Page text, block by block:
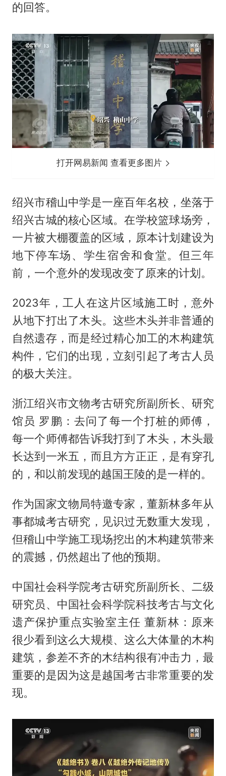
的回答。
打开网易新闻 查看更多图片
绍兴市稽山中学是一座百年名校，坐落于
绍兴古城的核心区域。在学校篮球场旁，
一片被大棚覆盖的区域，原本计划建设为
地下停车场、学生宿舍和食堂。但三年
前，一个意外的发现改变了原来的计划。
2023年，工人在这片区域施工时，意外
从地下打出了木头。这些木头并非普通的
自然遗存，而是经过精心加工的木构建筑
构件，它们的出现，立刻引起了考古人员
的极大关注。
浙江绍兴市文物考古研究所副所长、研究
馆员 罗鹏：去问了每一个打桩的师傅，
每一个师傅都告诉我打到了木头，木头最
长达到一米五，而且方方正正，是有穿孔
的，和以前发现的越国王陵的是一样的。
作为国家文物局特邀专家，董新林多年从
事都城考古研究，见识过无数重大发现，
但稽山中学施工现场挖出的木构建筑带来
的震撼，仍然超出了他的预期。
中国社会科学院考古研究所副所长、二级
研究员、中国社会科学院科技考古与文化
遗产保护重点实验室主任 董新林：原来
很少看到这么大规模、这么大体量的木构
建筑，参差不齐的木结构很有冲击力，最
重要的是因为这是越国考古非常重要的发
现。